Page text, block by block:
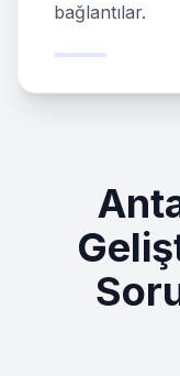
bağlantılar.